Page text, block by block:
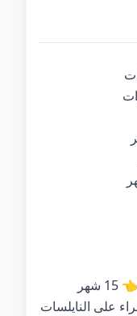
على النايلسات